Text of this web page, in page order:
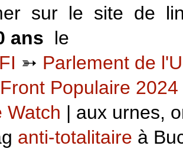
sur le site de
ans le
➳ Parlement de
Populaire 2024
Watch | aux urnes,
anti-totalitaire à